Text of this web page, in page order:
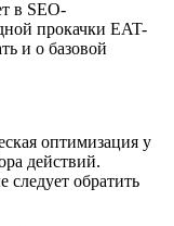
в SEO-
прокачки EAT-
и о базовой
оптимизация у
действий.
обратить